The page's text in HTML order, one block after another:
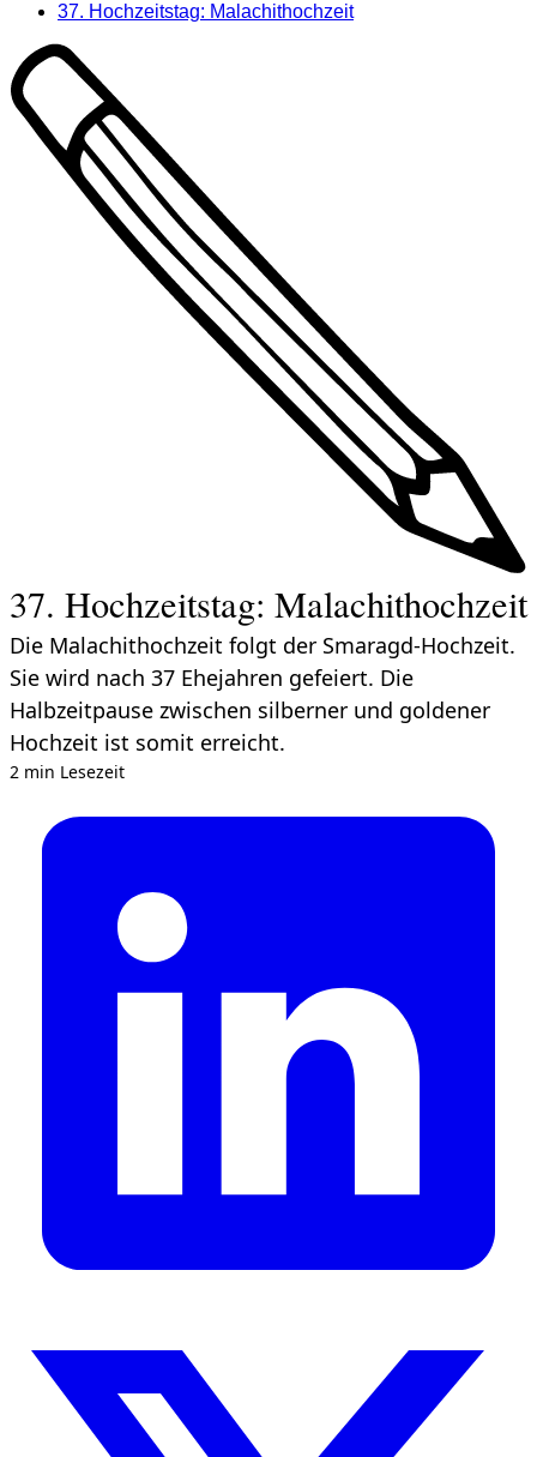
37. Hochzeitstag: Malachithochzeit
37. Hochzeitstag: Malachithochzeit
Die Malachithochzeit folgt der Smaragd-Hochzeit.
Sie wird nach 37 Ehejahren gefeiert. Die
Halbzeitpause zwischen silberner und goldener
Hochzeit ist somit erreicht.
2 min Lesezeit